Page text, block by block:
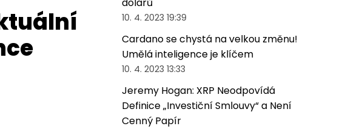
dolarů
10. 4. 2023 19:39
Cardano se chystá na velkou změnu!
Umělá inteligence je klíčem
10. 4. 2023 13:33
Jeremy Hogan: XRP Neodpovídá
Definice „Investiční Smlouvy“ a Není
Cenný Papír